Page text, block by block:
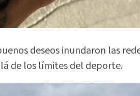
deseos inundaron las
de los límites del deporte.